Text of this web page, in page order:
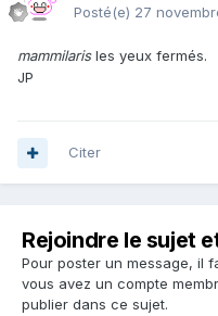
Posté(e) 27
mammilarisles yeux fermés.
JP
Citer
Rejoindre le sujet
Pour poster un message, il
vous avez un compte
publier dans ce sujet.